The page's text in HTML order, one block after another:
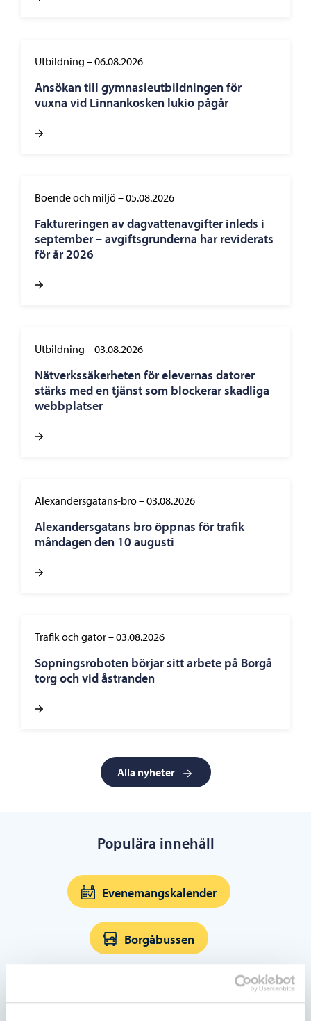
Utbildning –06.08.2026
Ansökan till gymnasieutbildningen för
vuxna vid Linnankosken lukio pågår
Boende och miljö–05.08.2026
Faktureringen av dagvattenavgifter inleds i
september – avgiftsgrunderna har reviderats
för år 2026
Utbildning –03.08.2026
Nätverkssäkerheten för elevernas datorer
stärks med en tjänst som blockerar skadliga
webbplatser
Alexandersgatans-bro–03.08.2026
Alexandersgatans bro öppnas för trafik
måndagen den 10 augusti
Trafik och gator–03.08.2026
Sopningsroboten börjar sitt arbete på Borgå
torg och vid åstranden
Alla nyheter
Populära innehåll
Evenemangskalender
Borgåbussen